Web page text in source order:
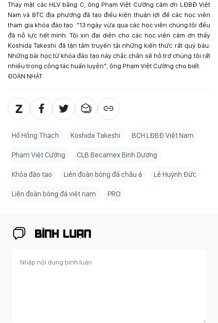
Thay mặt các HLV bằng C, ông Phạm Việt Cường cảm ơn LĐBĐ Việt
Nam và BTC địa phương đã tạo điều kiện thuận lợi để các học viên
tham gia khóa đào tạo. “13 ngày vừa qua các học viên chúng tôi đều
đã nỗ lực hết mình. Tôi xin đại diện cho các học viên cảm ơn thầy
Koshida Takeshi đã tận tâm truyền tải những kiến thức rất quý báu.
Những bài học từ khóa đào tạo này chắc chắn sẽ hỗ trợ chúng tôi rất
nhiều trong công tác huấn luyện”, ông Phạm Việt Cường cho biết.
ĐOÀN NHẬT
Hồ Hồng Thạch Koshida Takeshi BCH LĐBĐ Việt Nam
Phạm Việt Cường CLB Becamex Bình Dương
Khóa đào tạo Liên đoàn bóng đá châu á Lê Huỳnh Đức
Liên đoàn bóng đá việt nam PRO
BÌNH LUẬN